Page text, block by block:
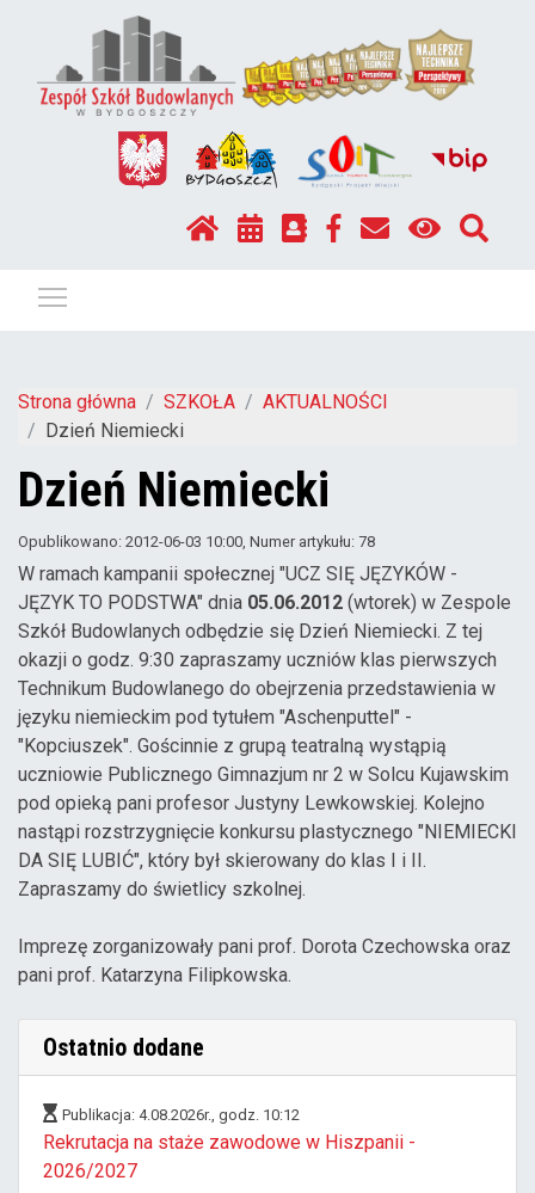
Strona główna SZKOŁA
AKTUALNOŚCI
Dzień Niemiecki
Dzień Niemiecki
Opublikowano: 2012-06-03 10:00 , Numer artykułu: 78
W ramach kampanii społecznej "UCZ SIĘ JĘZYKÓW -
JĘZYK TO PODSTWA" dnia 05.06.2012 (wtorek) w Zespole
Szkół Budowlanych odbędzie się Dzień Niemiecki. Z tej
okazji o godz. 9:30 zapraszamy uczniów klas pierwszych
Technikum Budowlanego do obejrzenia przedstawienia w
języku niemieckim pod tytułem "Aschenputtel" -
"Kopciuszek". Gościnnie z grupą teatralną wystąpią
uczniowie Publicznego Gimnazjum nr 2 w Solcu Kujawskim
pod opieką pani profesor Justyny Lewkowskiej. Kolejno
nastąpi rozstrzygnięcie konkursu plastycznego "NIEMIECKI
DA SIĘ LUBIĆ", który był skierowany do klas I i II.
Zapraszamy do świetlicy szkolnej.
Imprezę zorganizowały pani prof. Dorota Czechowska oraz
pani prof. Katarzyna Filipkowska.
Ostatnio dodane
Publikacja: 4.08.2026r., godz. 10:12
Rekrutacja na staże zawodowe w Hiszpanii -
2026/2027